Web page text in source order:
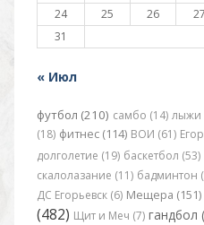
24
25 26 27
31
« Июл
футбол (210) самбо (14) лыжи
(18) фитнес (114) ВОИ (61)
долголетие (19) баскетбол (53)
скалолазание (11) бадминтон
ДС Егорьевск (6) Мещера (151)
(482) Щит и Меч (7) гандбол